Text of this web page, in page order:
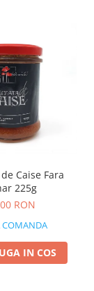
Caise Fara
225g
RON
COMANDA
IN COS